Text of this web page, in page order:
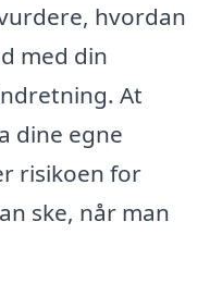
hvordan
med din
At
dine egne
risikoen for
ske, når man